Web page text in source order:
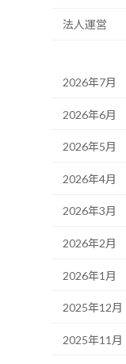
法人運営
2026年7月
2026年6月
2026年5月
2026年4月
2026年3月
2026年2月
2026年1月
2025年12月
2025年11月